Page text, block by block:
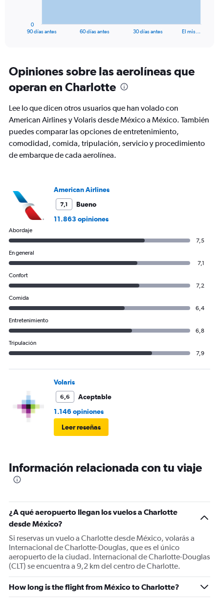
Range:
91
categories.
The
chart
1
Y
axis
displaying
to
1200.
90 días antes 60 días antes 30 días antes El mis…
0
Opiniones sobre las aerolíneas que
operan en Charlotte
Lee lo que dicen otros usuarios que han volado con
American Airlines y Volaris desde México a México. También
puedes comparar las opciones de entretenimiento,
comodidad, comida, tripulación, servicio y procedimiento
de embarque de cada aerolínea.
American Airlines
7,1
Bueno
11.863 opiniones
Abordaje
7,5
En general
7,1
Confort
7,2
Comida
6,4
Entretenimiento
6,8
Tripulación
7,9
Volaris
6,6
Aceptable
1.146 opiniones
Leer reseñas
Información relacionada con tu viaje
¿A qué aeropuerto llegan los vuelos a Charlotte
desde México?
Si reservas un vuelo a Charlotte desde México, volarás a
Internacional de Charlotte-Douglas, que es el único
aeropuerto de la ciudad. Internacional de Charlotte-Douglas
(CLT) se encuentra a 9,2 km del centro de Charlotte.
How long is the flight from México to Charlotte?